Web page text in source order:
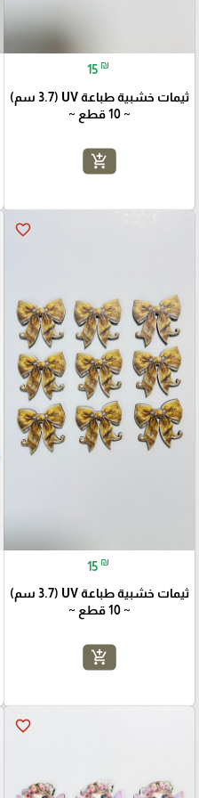
15 ₪
ثيمات خشبية طباعة UV (3.7 سم)
~ 10 قطع ~
add_shopping_cart
favorite_border
15 ₪
ثيمات خشبية طباعة UV (3.7 سم)
~ 10 قطع ~
add_shopping_cart
favorite_border